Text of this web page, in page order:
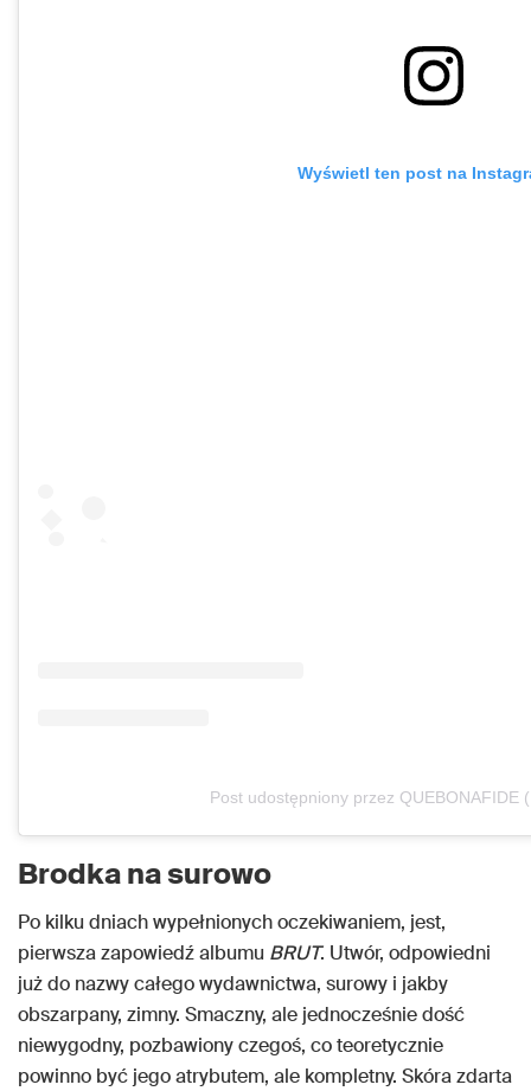
Wyświetl ten post na
Post udostępniony przez QUEBONAFIDE
Brodka na surowo
Po kilku dniach wypełnionych oczekiwaniem, jest,
pierwsza zapowiedź albumu BRUT. Utwór, odpowiedni
już do nazwy całego wydawnictwa, surowy i jakby
obszarpany, zimny. Smaczny, ale jednocześnie dość
niewygodny, pozbawiony czegoś, co teoretycznie
powinno być jego atrybutem, ale kompletny. Skóra zdarta